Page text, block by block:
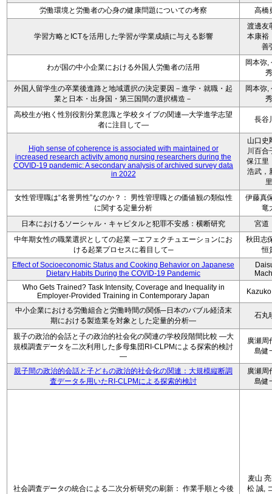
労働環境と労働者の心身の健康問題についての考察 高橋
学習方略とICTを活用した学習が学業成績に与える影響
渡邊友
本康裕
善
わが国の中小企業における外国人労働者の活用
岡本弥,
秀
外国人留学生の卒業後進路と地域選択の決定要因－進学・就職・起
業と日本・出身国・第三国間の選択構造－
岡本弥,
秀
高校生が抱く性別役割分業意識と学校タイプの関連―大学進学志望
者に注目して―
長谷
High sense of coherence is associated with maintained or
increased research activity among nursing researchers during the
COVID-19 pandemic: A secondary analysis of archived survey data
in 2022
山口史
川百合
保江里
浩武，
里
女性管理職は“名誉男性”なのか？： 男性管理職との価値観の類似性
に関する定量分析
伊藤真
竜
日本におけるソーシャル・キャピタルと犯罪不安感：横断研究
宮
中年期女性の職業選択としての起業 ─エフェクチュエーションにお
ける起業プロセスに着目して─
秋田志
恒
Effect of Socioeconomic Status and Cooking Behavior on Japanese
Dietary Habits During the COVID-19 Pandemic
Who Gets Trained? Task Intensity, Coverage and Inequality in
Employer-Provided Training in Contemporary Japan
中小企業における労働組合と労働時間の関係─日本のバブル経済末
期における製造業を対象とした定量的分析―
石丸
親子の政治的会話と子の政治的社会化の関連の学校段階間比較 ―大
規模調査データを二次利用した多母集団RI-CLPMによる探索的検討
―
廣瀬周
島健
親子間の政治的会話と子どもの政治的社会化の関連：大規模縦断調
査データを用いたRI-CLPMによる探索的検討
廣瀬周
島健
社会調査データの統合による二次分析研究の刷新： 作業手順と今後
麦山
松 誠,